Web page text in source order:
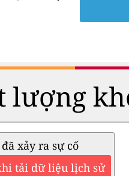
lượng
xảy ra sự cố
tải dữ liệu lịch sử